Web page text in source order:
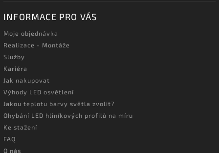
INFORMACE PRO VÁS
Moje objednávka
Realizace - Montáže
Služby
Kariéra
Jak nakupovat
Výhody LED osvětlení
Jakou teplotu barvy světla zvolit?
Ohybání LED hliníkových profilů na míru
Ke stažení
FAQ
O nás